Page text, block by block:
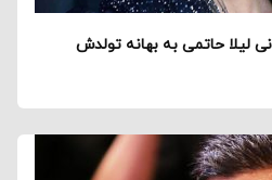
لیلا حاتمی به بهانه تولدش